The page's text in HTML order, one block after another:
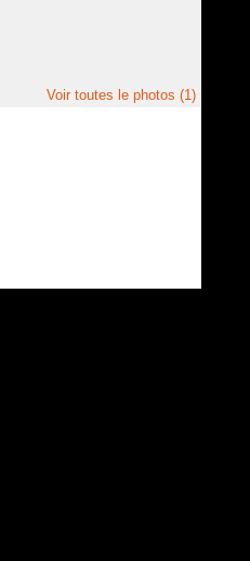
Voir toutes le photos (1)